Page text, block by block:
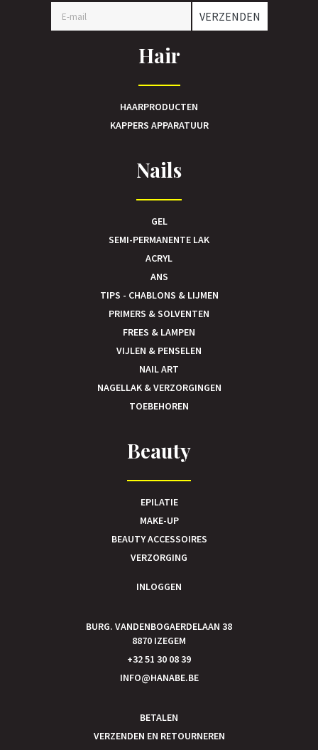
VERZENDEN
Hair
HAARPRODUCTEN
KAPPERS APPARATUUR
Nails
GEL
SEMI-PERMANENTE LAK
ACRYL
ANS
TIPS - CHABLONS & LIJMEN
PRIMERS & SOLVENTEN
FREES & LAMPEN
VIJLEN & PENSELEN
NAIL ART
NAGELLAK & VERZORGINGEN
TOEBEHOREN
Beauty
EPILATIE
MAKE-UP
BEAUTY ACCESSOIRES
VERZORGING
INLOGGEN
BURG. VANDENBOGAERDELAAN 38
8870 IZEGEM
+32 51 30 08 39
INFO@HANABE.BE
BETALEN
VERZENDEN EN RETOURNEREN